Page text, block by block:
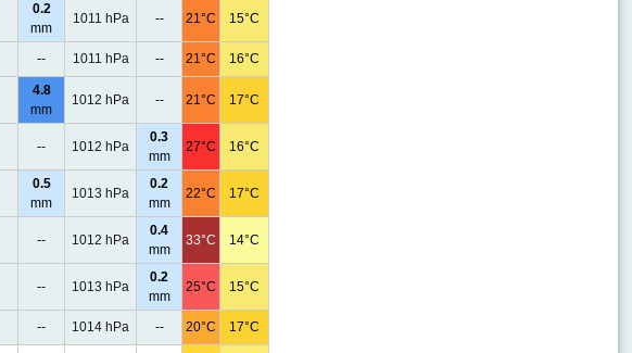
0.2
mm
1011 hPa -- 21°C 15°C
-- 1011 hPa -- 21°C 16°C
4.8
mm
1012 hPa -- 21°C 17°C
-- 1012 hPa
0.3
mm
27°C 16°C
0.5
mm
1013 hPa
0.2
mm
22°C 17°C
-- 1012 hPa
0.4
mm
33°C 14°C
-- 1013 hPa
0.2
mm
25°C 15°C
-- 1014 hPa -- 20°C 17°C